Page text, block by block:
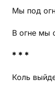
Мы под
В огне мы
* * *
Коль